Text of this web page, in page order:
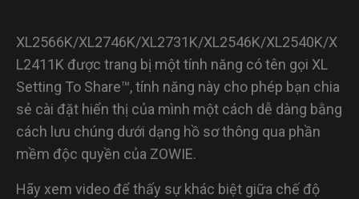
XL2566K/XL2746K/XL2731K/XL2546K/XL2540K/X
L2411K được trang bị một tính năng có tên gọi XL
Setting To Share™, tính năng này cho phép bạn chia
sẻ cài đặt hiển thị của mình một cách dễ dàng bằng
cách lưu chúng dưới dạng hồ sơ thông qua phần
mềm độc quyền của ZOWIE.
Hãy xem video để thấy sự khác biệt giữa chế độ